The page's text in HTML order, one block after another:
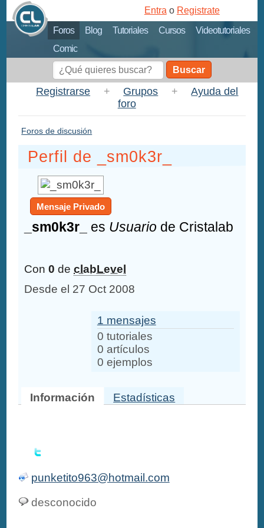
Foros Blog Tutoriales Cursos
Videotutoriales
Comic
Entra o Registrate
Buscar
Registrarse + Grupos +
Ayuda del
foro
Foros de discusión
Perfil de _sm0k3r_
Mensaje Privado
_sm0k3r_ es Usuario de Cristalab
Con0 declabLevel
Desde el 27 Oct 2008
1 mensajes
0 tutoriales
0 artículos
0 ejemplos
Información Estadísticas
punketito963@hotmail.com
desconocido